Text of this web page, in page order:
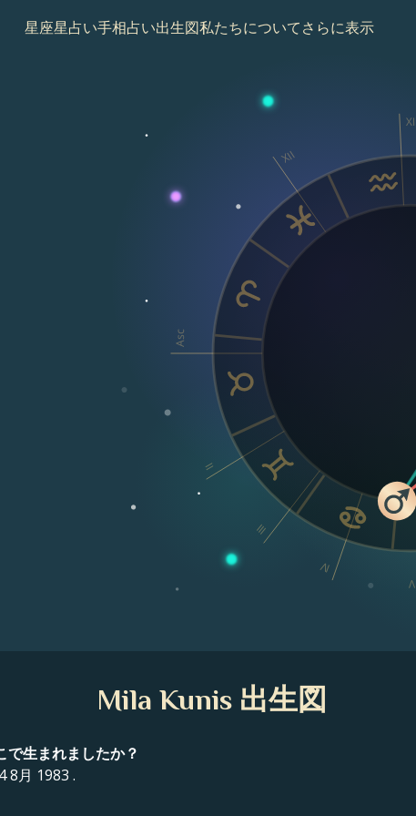
星座星占い手相占い出生図私たちについてさらに表示
Asc
II
III
IV
V
XI
XII
Mila Kunis 出生図
生まれましたか？
8月 1983 .